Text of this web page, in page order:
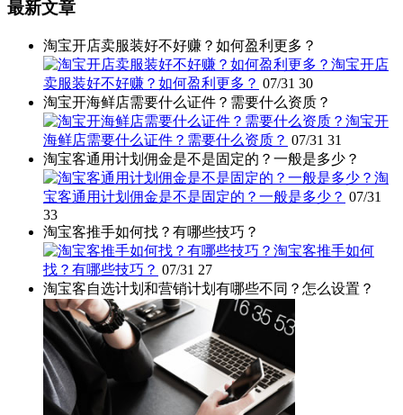
最新文章
淘宝开店卖服装好不好赚？如何盈利更多？
淘宝开店
卖服装好不好赚？如何盈利更多？ 07/31 30
淘宝开海鲜店需要什么证件？需要什么资质？
淘宝开
海鲜店需要什么证件？需要什么资质？ 07/31 31
淘宝客通用计划佣金是不是固定的？一般是多少？
淘
宝客通用计划佣金是不是固定的？一般是多少？ 07/31
33
淘宝客推手如何找？有哪些技巧？
淘宝客推手如何
找？有哪些技巧？ 07/31 27
淘宝客自选计划和营销计划有哪些不同？怎么设置？